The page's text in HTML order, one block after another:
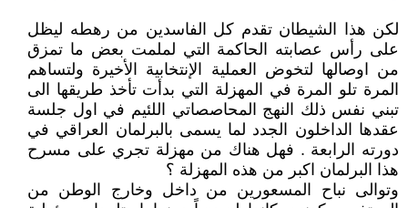
لكن هذا الشيطان تقدم كل الفاسدين من رهطه ليظل
على رأس عصابته الحاكمة التي لملمت بعض ما تمزق
من اوصالها لتخوض العملية الإنتخابية الأخيرة ولتساهم
المرة تلو المرة في المهزلة التي بدأت تأخذ طريقها الى
تبني نفس ذلك النهج المحاصصاتي اللئيم في اول جلسة
عقدها الداخلون الجدد لما يسمى بالبرلمان العراقي في
دورته الرابعة . فهل هناك من مهزلة تجري على مسرح
هذا البرلمان اكبر من هذه المهزلة ؟
وتوالى نباح المسعورين من داخل وخارج الوطن من